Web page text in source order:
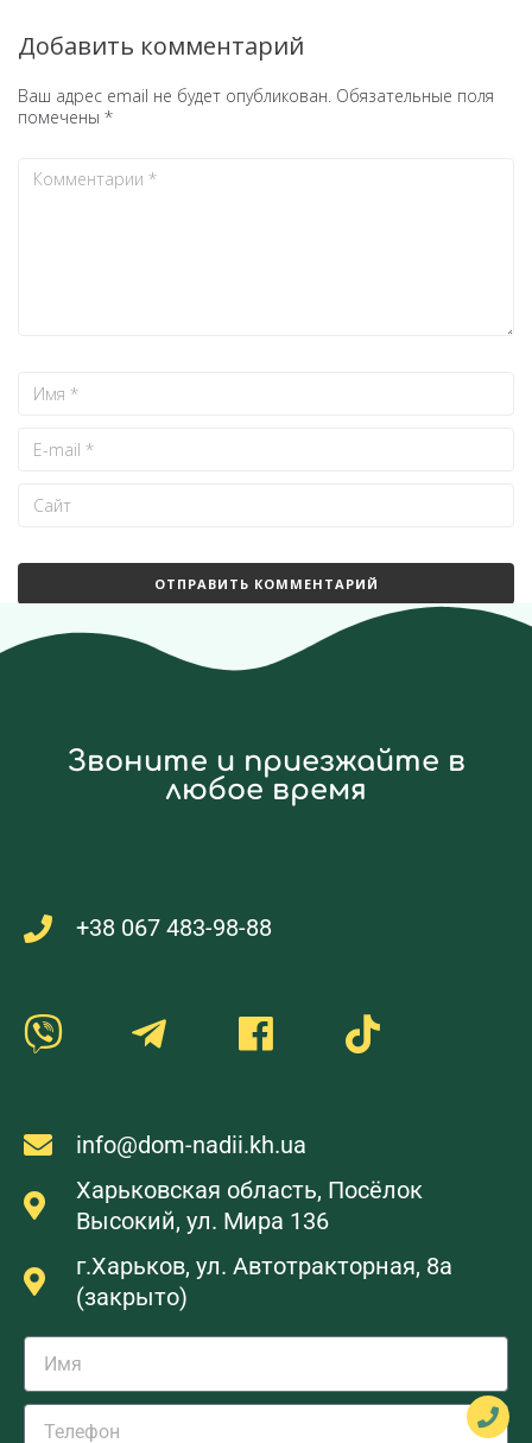
Добавить комментарий
Ваш адрес email не будет опубликован. Обязательные поля
помечены *
Звоните и приезжайте в
любое время
+38 067 483-98-88
info@dom-nadii.kh.ua
Харьковская область, Посёлок
Высокий, ул. Мира 136
г.Харьков, ул. Автотракторная, 8а
(закрыто)